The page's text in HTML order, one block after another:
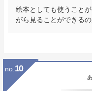
絵本としても使うこと
がら見ることができる
no. 10